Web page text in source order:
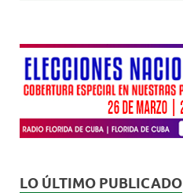
LO ÚLTIMO PUBLICADO